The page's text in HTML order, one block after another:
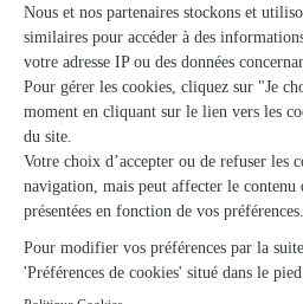
Le visuel du produit floral présenté
s'agissant d'une création réalisée
la base d’un assortiment de fleurs
nature, artisanale, elle pourra
la livraison. Vase non compris dans
pour certains produits identifiés.
accessoires à valeur illustrative
prix (cloche en verre, oiseau en
livres, mannequin en bois, etc.). Se
produit. 1- Ourson en peluche Harry
tous âges. 2- Vase en plastique